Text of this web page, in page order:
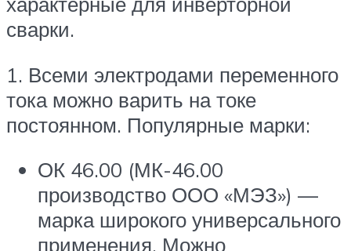
сварки.
1. Всеми электродами переменного
тока можно варить на токе
постоянном. Популярные марки:
ОК 46.00 (МК-46.00
производство ООО «МЭЗ») —
марка широкого универсального
применения. Можно